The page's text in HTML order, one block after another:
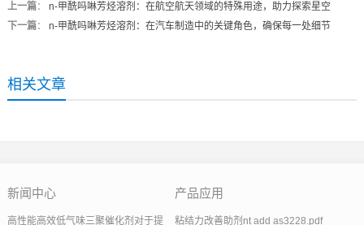
上一篇： n-甲酰吗啉芳烃溶剂：在航空航天领域的特殊用途，助力探索星空
下一篇： n-甲酰吗啉芳烃溶剂：在汽车制造中的关键角色，确保每一处细节
相关文章
新闻中心
高性能高效低气味三聚催化剂对于提
产品应用
粘结力改善助剂nt add as3228.pdf